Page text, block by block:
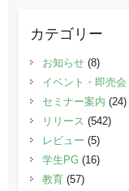
カテゴリー
お知らせ(8)
イベント・即売会
セミナー案内 (24)
リリース (542)
レビュー (5)
学生PG(16)
教育(57)